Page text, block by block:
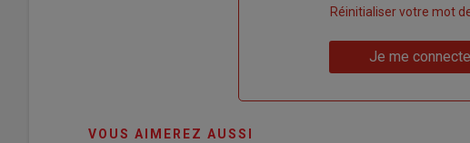
compte"
Réinitialiser votre mot
Je me connecte
VOUS AIMEREZ AUSSI